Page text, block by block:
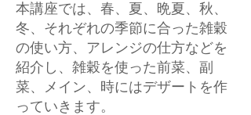
本講座では、春、夏、晩夏、秋、
冬、それぞれの季節に合った雑穀
の使い方、アレンジの仕方などを
紹介し、雑穀を使った前菜、副
菜、メイン、時にはデザートを作
っていきます。